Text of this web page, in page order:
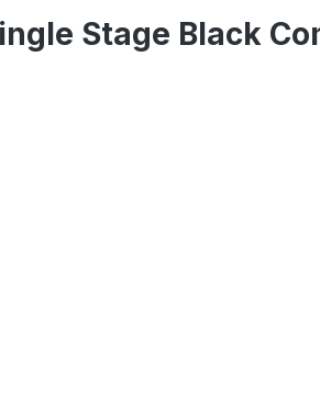
Stage Black